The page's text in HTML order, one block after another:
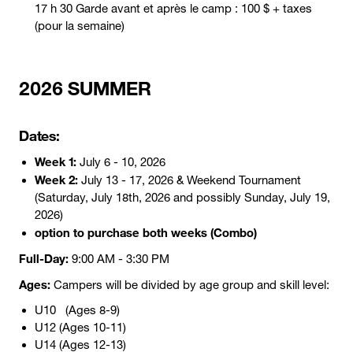
17 h 30 Garde avant et après le camp : 100 $ + taxes
(pour la semaine)
2026 SUMMER
Dates:
Week 1: July 6 - 10, 2026
Week 2: July 13 - 17, 2026 & Weekend Tournament
(Saturday, July 18th, 2026 and possibly Sunday, July 19,
2026)
option to purchase both weeks (Combo)
Full-Day: 9:00 AM - 3:30 PM
Ages: Campers will be divided by age group and skill level:
U10 (Ages 8-9)
U12 (Ages 10-11)
U14 (Ages 12-13)